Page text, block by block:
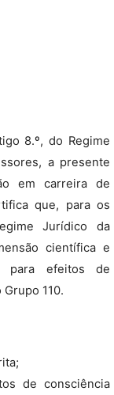
8.º, do Regime
a presente
em carreira de
que, para os
Jurídico da
científica e
para efeitos de
110.
de consciência